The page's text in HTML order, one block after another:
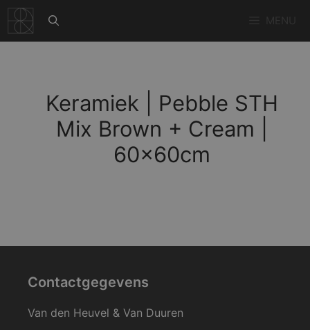
naar
de
Keramiek | Pebble STH
Mix Brown + Cream |
60x60cm
Contactgegevens
Van den Heuvel & Van Duuren